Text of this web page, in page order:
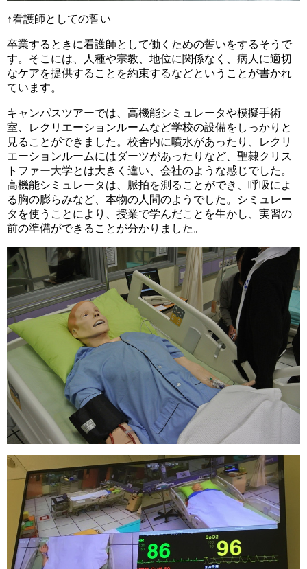
↑看護師としての誓い
卒業するときに看護師として働くための誓いをするそうで
す。そこには、人種や宗教、地位に関係なく、病人に適切
なケアを提供することを約束するなどということが書かれ
ています。
キャンパスツアーでは、高機能シミュレータや模擬手術
室、レクリエーションルームなど学校の設備をしっかりと
見ることができました。校舎内に噴水があったり、レクリ
エーションルームにはダーツがあったりなど、聖隷クリス
トファー大学とは大きく違い、会社のような感じでした。
高機能シミュレータは、脈拍を測ることができ、呼吸によ
る胸の膨らみなど、本物の人間のようでした。シミュレー
タを使うことにより、授業で学んだことを生かし、実習の
前の準備ができることが分かりました。